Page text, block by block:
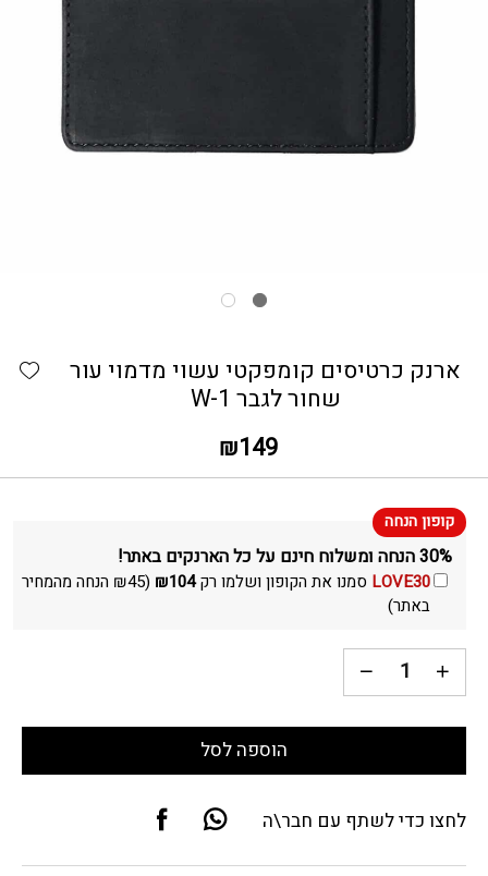
ארנק כרטיסים קומפקטי עשוי מדמוי עור
שחור לגבר W-1
₪149
30% הנחה ומשלוח חינם על כל הארנקים באתר!
LOVE30 סמנו את הקופון ושלמו רק ₪104
(
₪45
הנחה מהמחיר
באתר)
הוספה לסל
לחצו כדי לשתף עם חבר\ה